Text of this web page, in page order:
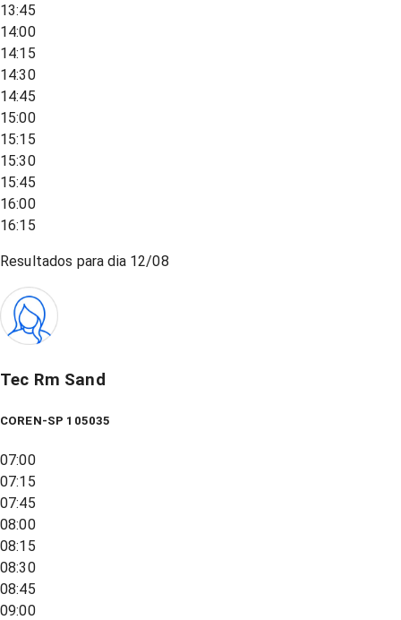
13:45
14:00
14:15
14:30
14:45
15:00
15:15
15:30
15:45
16:00
16:15
Resultados para dia 12/08
Tec Rm Sand
COREN-SP 105035
07:00
07:15
07:45
08:00
08:15
08:30
08:45
09:00